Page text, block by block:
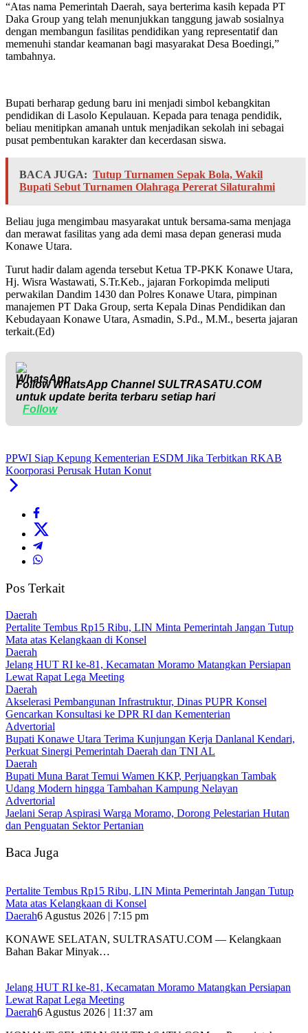
“Atas nama Pemerintah Daerah, saya berterima kasih kepada PT
Daka Group yang telah menunjukkan tanggung jawab sosialnya
dengan membangun fasilitas pendidikan yang representatif dan
memenuhi standar keamanan bagi masyarakat Desa Boedingi,”
tambahnya.
Bupati berharap gedung baru ini menjadi simbol kebangkitan
pendidikan di Lasolo Kepulauan. Kepada para tenaga pendidik,
beliau menitipkan amanah untuk menjadikan sekolah ini sebagai
pusat pembentukan karakter dan kecerdasan siswa.
BACA JUGA: Tutup Turnamen Sepak Bola, Wakil
Bupati Sebut Turnamen Olahraga Pererat Silaturahmi
Beliau juga mengimbau masyarakat untuk bersama-sama menjaga
dan merawat fasilitas yang ada demi masa depan generasi muda
Konawe Utara.
Turut hadir dalam agenda tersebut Ketua TP-PKK Konawe Utara,
Hj. Wisra Wastawati, S.Tr.Keb., jajaran Forkopimda meliputi
perwakilan Dandim 1430 dan Polres Konawe Utara, pimpinan
manajemen PT Daka Group, serta Kepala Dinas Pendidikan dan
Kebudayaan Konawe Utara, Asmadin, S.Pd., M.M., beserta jajaran
terkait.(Ed)
Follow WhatsApp ChannelSULTRASATU.COM
untuk update berita terbaru setiap hari
Follow
PPWI Siap Kepung Kementerian ESDM Jika Terbitkan RKAB
Koorporasi Perusak Hutan Konut
Pos Terkait
Daerah
‎Pertalite Tembus Rp15 Ribu, LIN Minta Pemerintah Jangan Tutup
Mata atas Kelangkaan di Konsel
Daerah
‎Jelang HUT RI ke-81, Kecamatan Moramo Matangkan Persiapan
Lewat Rapat Lega Meeting
Daerah
Akselerasi Pembangunan Infrastruktur, Dinas PUPR Konsel
Gencarkan Konsultasi ke DPR RI dan Kementerian
Advertorial
Bupati Konawe Utara Terima Kunjungan Kerja Danlanal Kendari,
Perkuat Sinergi Pemerintah Daerah dan TNI AL
Daerah
‎Bupati Muna Barat Temui Wamen KKP, Perjuangkan Tambak
Udang Modern hingga Tambahan Kampung Nelayan
Advertorial
Jaelani Serap Aspirasi Warga Moramo, Dorong Pelestarian Hutan
dan Penguatan Sektor Pertanian
Baca Juga
‎Pertalite Tembus Rp15 Ribu, LIN Minta Pemerintah Jangan Tutup
Mata atas Kelangkaan di Konsel
Daerah6 Agustus 2026 | 7:15 pm
‎KONAWE SELATAN, SULTRASATU.COM — Kelangkaan
Bahan Bakar Minyak…
‎Jelang HUT RI ke-81, Kecamatan Moramo Matangkan Persiapan
Lewat Rapat Lega Meeting
Daerah6 Agustus 2026 | 11:37 am